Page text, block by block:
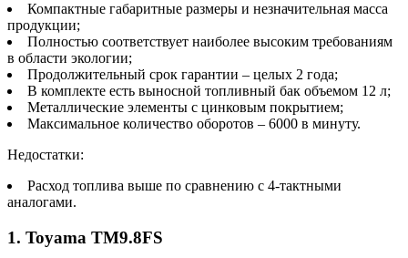
Компактные габаритные размеры и незначительная масса
продукции;
Полностью соответствует наиболее высоким требованиям
в области экологии;
Продолжительный срок гарантии – целых 2 года;
В комплекте есть выносной топливный бак объемом 12 л;
Металлические элементы с цинковым покрытием;
Максимальное количество оборотов – 6000 в минуту.
Недостатки:
Расход топлива выше по сравнению с 4-тактными
аналогами.
1. Toyama TM9.8FS